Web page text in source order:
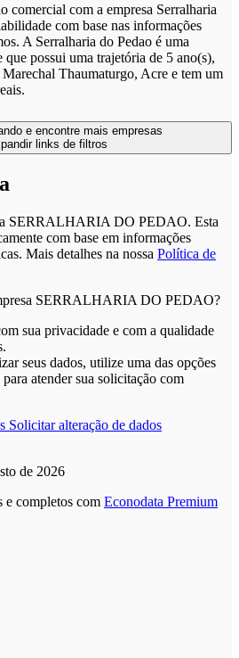
comercial com a empresa Serralharia
com base nas informações
A Serralharia do Pedao é uma
possui uma trajetória de 5 ano(s),
Marechal Thaumaturgo, Acre e tem um
SERRALHARIA DO PEDAO. Esta
com base em informações
Mais detalhes na nossa Política de
SERRALHARIA DO PEDAO?
sua privacidade e com a qualidade
seus dados, utilize uma das opções
atender sua solicitação com
Solicitar alteração de dados
de 2026
e completos com Econodata Premium